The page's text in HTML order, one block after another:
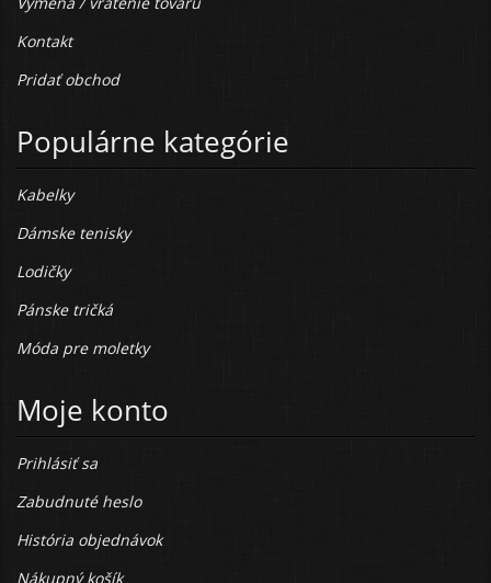
Kontakt
Pridať obchod
Populárne kategórie
Kabelky
Dámske tenisky
Lodičky
Pánske tričká
Móda pre moletky
Moje konto
Prihlásiť sa
Zabudnuté heslo
História objednávok
Nákupný košík